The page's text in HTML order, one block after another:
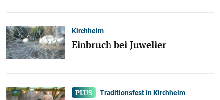
Kirchheim
Einbruch bei Juwelier
Traditionsfest in Kirchheim